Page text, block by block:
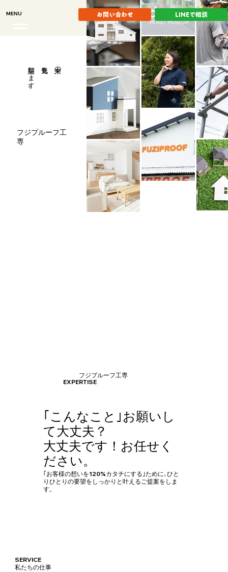
MENU
未来の
元気を
​証明します。
フジプルーフ工
専
フジプルーフ工専
EXPERTISE
｢こんなこと｣お願いし
て大丈夫？
​大丈夫です！お任せく
ださい。
｢お客様の想いを120%カタチにする｣ために､ひと
りひとりの要望をしっかりと叶えるご提案をしま
す。
SERVICE
私たちの仕事
お問い合わせ LINEで相談